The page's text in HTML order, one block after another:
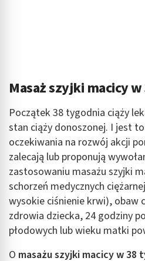
Masaż szyjki macicy
Początek 38 tygodnia ciąży
stan ciąży donoszonej. I jest
oczekiwania na rozwój akcji
zalecają lub proponują
zastosowaniu masażu szyjki
schorzeń medycznych
wysokie ciśnienie krwi), obaw
zdrowia dziecka, 24 godziny
płodowych lub wieku matki
O masażu szyjki macicy w 38